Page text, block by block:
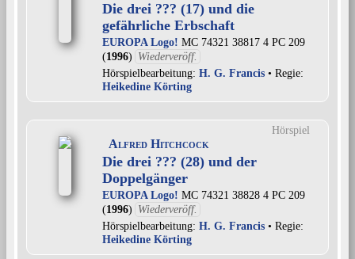
Die drei ??? (17) und die
gefährliche Erbschaft
EUROPA Logo! MC 74321 38817 4 PC 209
(1996) Wiederveröff.
Hörspielbearbeitung: H. G. Francis • Regie:
Heikedine Körting
Hörspiel
Alfred Hitchcock
Die drei ??? (28) und der
Doppelgänger
EUROPA Logo! MC 74321 38828 4 PC 209
(1996) Wiederveröff.
Hörspielbearbeitung: H. G. Francis • Regie:
Heikedine Körting